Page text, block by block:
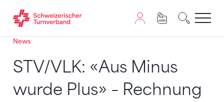
Zum Inhalt springen
Zur Sitemap navigieren
Zum Navigieren dieser Seite wird JavaScript benötigt.
News
STV/VLK: «Aus Minus
wurde Plus» – Rechnung